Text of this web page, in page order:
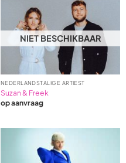
NIET BESCHIKBAAR
NEDERLANDSTALIGE ARTIEST
Suzan & Freek
op aanvraag